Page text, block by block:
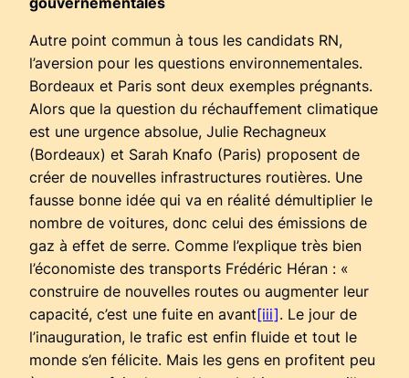
Autre point commun à tous les candidats RN,
l’aversion pour les questions environnementales.
Bordeaux et Paris sont deux exemples prégnants.
Alors que la question du réchauffement climatique
est une urgence absolue, Julie Rechagneux
(Bordeaux) et Sarah Knafo (Paris) proposent de
créer de nouvelles infrastructures routières. Une
fausse bonne idée qui va en réalité démultiplier le
nombre de voitures, donc celui des émissions de
gaz à effet de serre. Comme l’explique très bien
l’économiste des transports Frédéric Héran : «
construire de nouvelles routes ou augmenter leur
capacité, c’est une fuite en avant[iii]. Le jour de
l’inauguration, le trafic est enfin fluide et tout le
monde s’en félicite. Mais les gens en profitent peu